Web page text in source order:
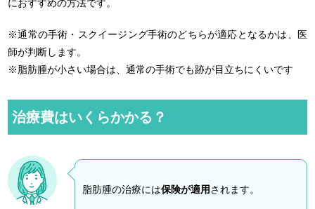
におすすめの方法です。
※通常の手術・スクイージング手術のどちらが適応となるかは、医
師が判断します。
※脂肪腫が小さい場合は、通常の手術でも跡が目立ちにくいです
治療費はいくらかかる？
脂肪腫の治療には保険が適用されます。